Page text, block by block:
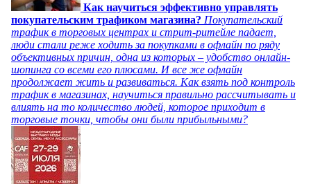
Как научиться эффективно управлять
покупательским трафиком магазина? Покупательский
трафик в торговых центрах и стрит-ритейле падает,
люди стали реже ходить за покупками в офлайн по ряду
объективных причин, одна из которых – удобство онлайн-
шопинга со всеми его плюсами. И все же офлайн
продолжает жить и развиваться. Как взять под контроль
трафик в магазинах, научиться правильно рассчитывать и
влиять на то количество людей, которое приходит в
торговые точки, чтобы они были прибыльными?